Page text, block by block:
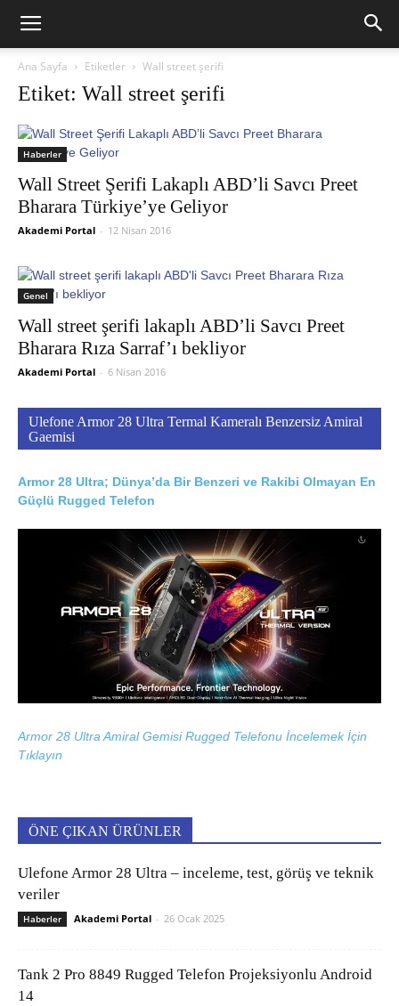
Ana Sayfa Etiketler Wall street şerifi
Etiket: Wall street şerifi
Haberler
Wall Street Şerifi Lakaplı ABD’li Savcı Preet
Bharara Türkiye’ye Geliyor
Akademi Portal - 12 Nisan 2016
Genel
Wall street şerifi lakaplı ABD’li Savcı Preet
Bharara Rıza Sarraf’ı bekliyor
Akademi Portal - 6 Nisan 2016
Ulefone Armor 28 Ultra Termal Kameralı Benzersiz Amiral
Gaemisi
Armor 28 Ultra; Dünya’da Bir Benzeri ve Rakibi Olmayan En
Güçlü Rugged Telefon
Armor 28 Ultra Amiral Gemisi Rugged Telefonu İncelemek İçin
Tıklayın
ÖNE ÇIKAN ÜRÜNLER
Ulefone Armor 28 Ultra – inceleme, test, görüş ve teknik
veriler
Haberler Akademi Portal - 26 Ocak 2025
Tank 2 Pro 8849 Rugged Telefon Projeksiyonlu Android
14